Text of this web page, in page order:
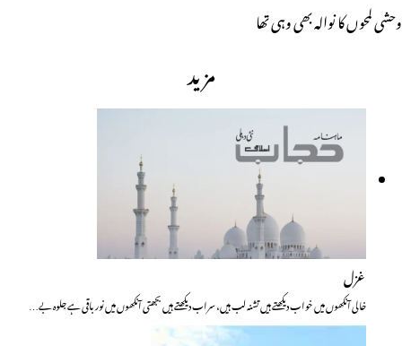
وحشی لمحوں کا نوالہ بھی وہی تھا
مزید
غزل
خالی آنکھوں میں خواب دیکھتے ہیں تشنہ لب ہیں، سراب دیکھتے ہیں بجھتی آنکھوں میں نور باقی ہے جلوہ بے…